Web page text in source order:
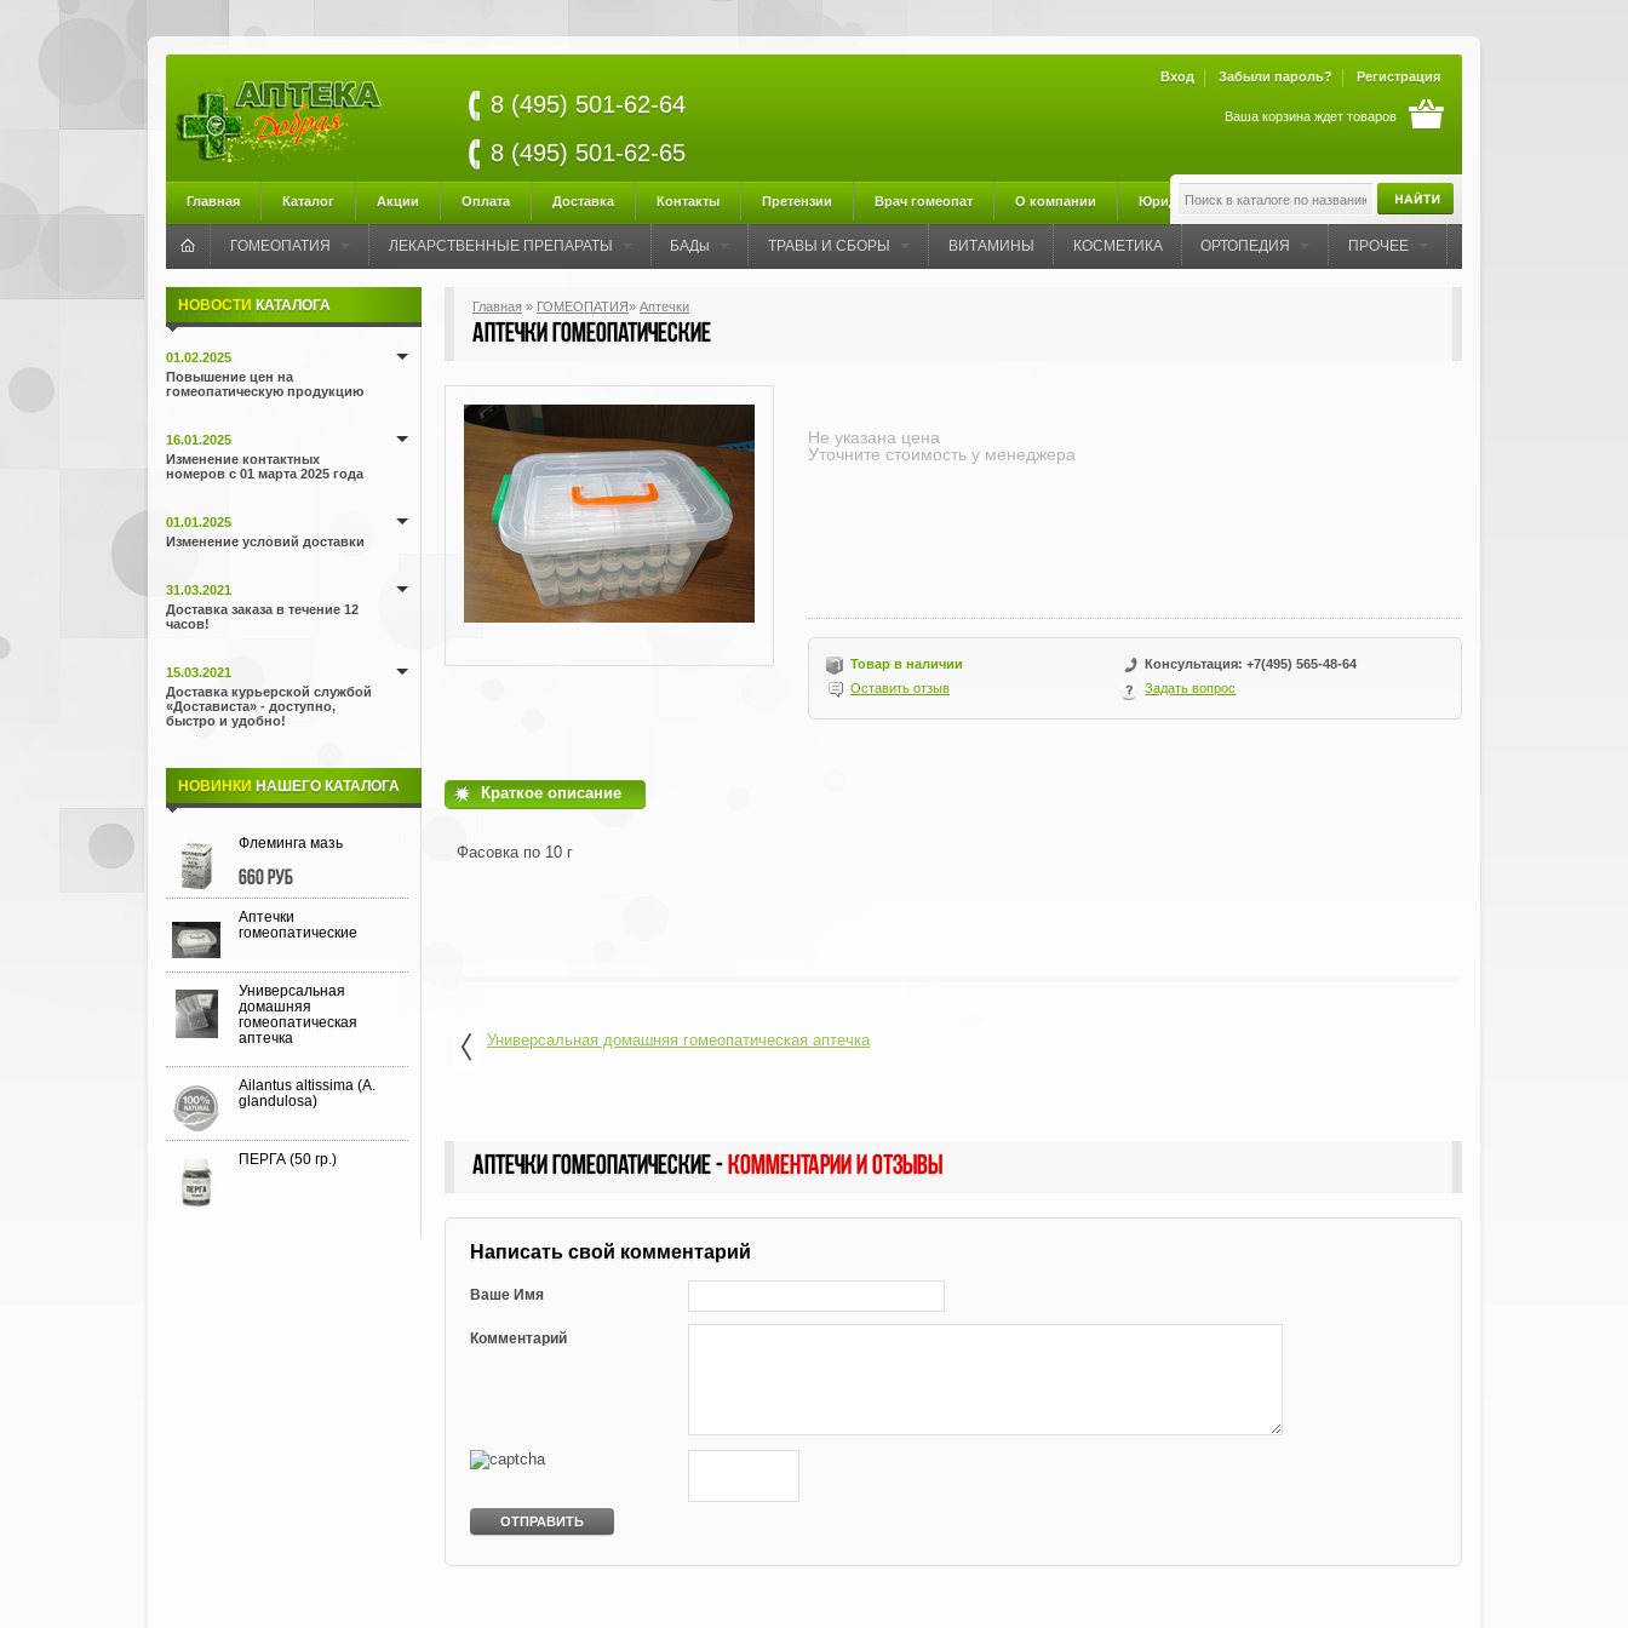
8 (495) 501-62-64
8 (495) 501-62-65
Ваша корзина ждет товаров
Вход Забыли пароль? Регистрация
Главная Каталог Акции Оплата Доставка Контакты Претензии Врач гомеопат О компании Юридическая информация
ГОМЕОПАТИЯ ЛЕКАРСТВЕННЫЕ ПРЕПАРАТЫ БАДы ТРАВЫ И СБОРЫ ВИТАМИНЫ КОСМЕТИКА ОРТОПЕДИЯ ПРОЧЕЕ
Главная » ГОМЕОПАТИЯ» Аптечки
Аптечки гомеопатические
Не указана цена
Уточните стоимость у менеджера
Товар в наличии
Консультация: +7(495) 565-48-64
Оставить отзыв
Задать вопрос
Краткое описание
Фасовка по 10 г
Универсальная домашняя гомеопатическая аптечка
Аптечки гомеопатические -Комментарии и отзывы
Написать свой комментарий
Ваше Имя
Комментарий
НОВОСТИ КАТАЛОГА
01.02.2025
Повышение цен на
гомеопатическую продукцию
16.01.2025
Изменение контактных
номеров с 01 марта 2025 года
01.01.2025
Изменение условий доставки
31.03.2021
Доставка заказа в течение 12
часов!
15.03.2021
Доставка курьерской службой
«Достависта» - доступно,
быстро и удобно!
НОВИНКИ НАШЕГО КАТАЛОГА
Флеминга мазь
660 руб
Аптечки
гомеопатические
Универсальная
домашняя
гомеопатическая
аптечка
Ailantus altissima (A.
glandulosa)
ПЕРГА (50 гр.)